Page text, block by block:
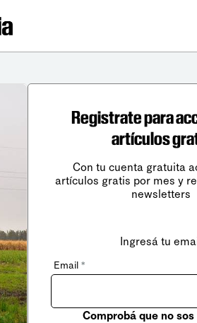
Registrate para
artículos
Con tu cuenta gratuita
artículos gratis por mes y
newsletters
Ingresá tu
Email *
Comprobá que no